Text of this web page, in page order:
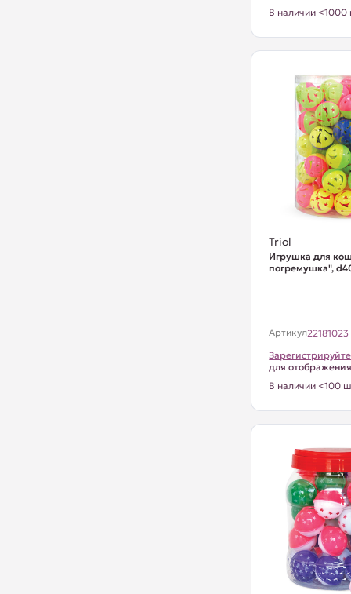
В наличии <1000
Triol
Игрушка для
погремушка",
Артикул22181023
для
В наличии <100